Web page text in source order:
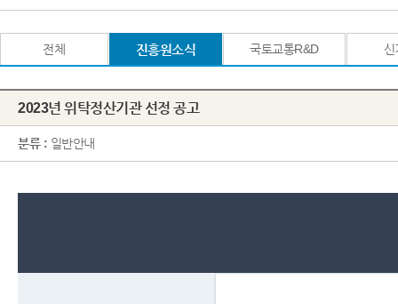
전체 진흥원소식 국토교통R&D 신
2023년 위탁정산기관 선정 공고
분류 : 일반안내